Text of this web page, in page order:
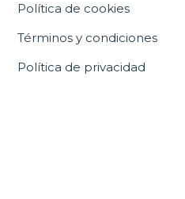
Política de cookies
Términos y condiciones
Política de privacidad